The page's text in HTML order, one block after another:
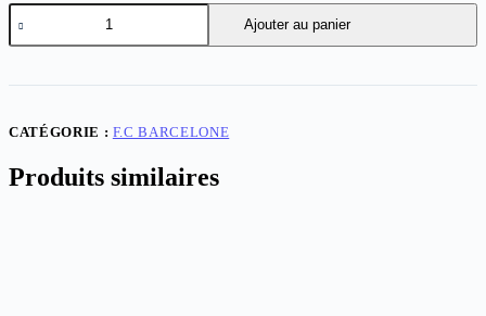
quantité
de
Barcelona
95-
Home
Ajouter au panier
CATÉGORIE : F.C BARCELONE
Produits similaires